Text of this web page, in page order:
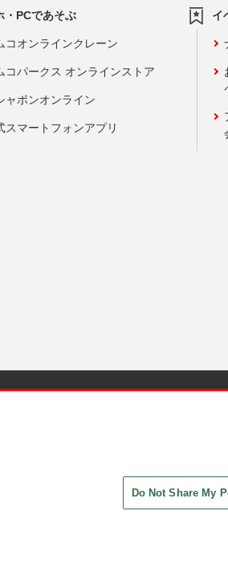
・PCであそぶ
コオンラインクレーン
コパークス オンラインストア
ャポンオンライン
スマートフォンアプリ
イ
Do Not Share My